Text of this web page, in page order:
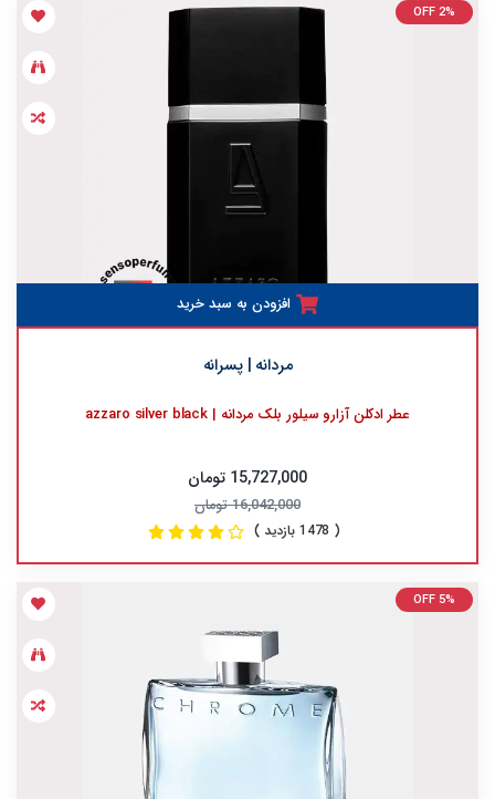
OFF 2%
افزودن به سبد خرید
مردانه | پسرانه
عطر ادکلن آزارو سیلور بلک مردانه | azzaro silver black
15,727,000 تومان
16,042,000 تومان
( 1478 بازدید )
OFF 5%